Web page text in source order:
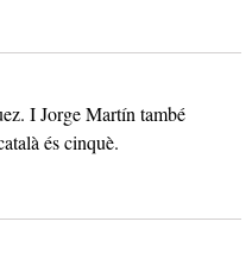
I Jorge Martín també
és cinquè.